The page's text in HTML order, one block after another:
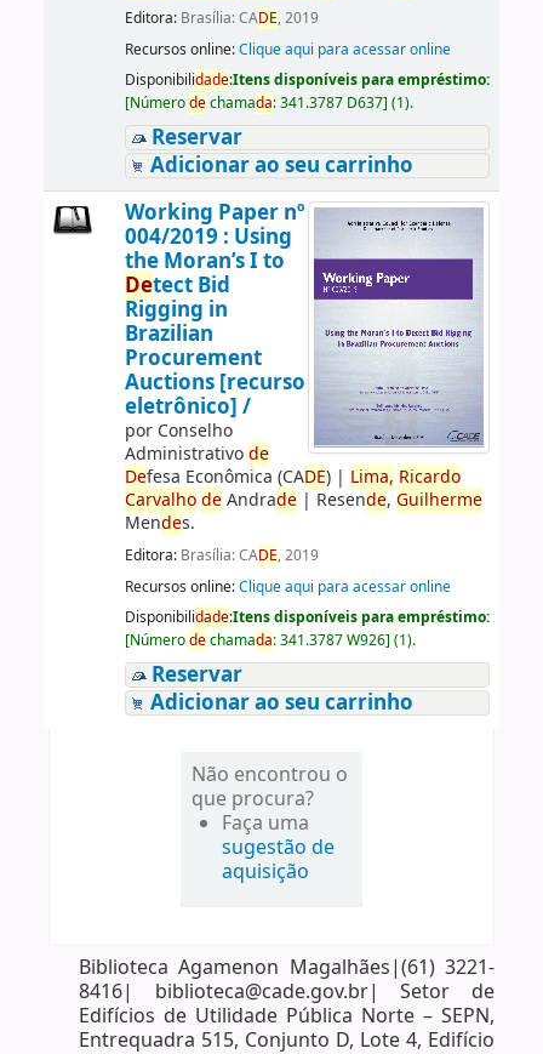
Editora: Brasília: CADE, 2019
Recursos online:Clique aqui para acessar online
Disponibilidade:Itens disponíveis para empréstimo:
[Númerodechamada:341.3787 D637] (1).
Reservar
Adicionar ao seu carrinho
Working Paper nº
004/2019 : Using
the Moran’s I to
Detect Bid
Rigging in
Brazilian
Procurement
Auctions [recurso
eletrônico] /
por Conselho
Administrativode
Defesa Econômica (CADE)| Lima, Ricardo
Carvalho deAndrade| Resende, Guilherme
Mendes.
Editora: Brasília: CADE, 2019
Recursos online:Clique aqui para acessar online
Disponibilidade:Itens disponíveis para empréstimo:
[Númerodechamada:341.3787 W926] (1).
Reservar
Adicionar ao seu carrinho
Não encontrou o
que procura?
Faça uma
sugestão de
aquisição
Biblioteca Agamenon Magalhães|(61) 3221-
8416| biblioteca@cade.gov.br| Setor de
Edifícios de Utilidade Pública Norte – SEPN,
Entrequadra 515, Conjunto D, Lote 4, Edifício